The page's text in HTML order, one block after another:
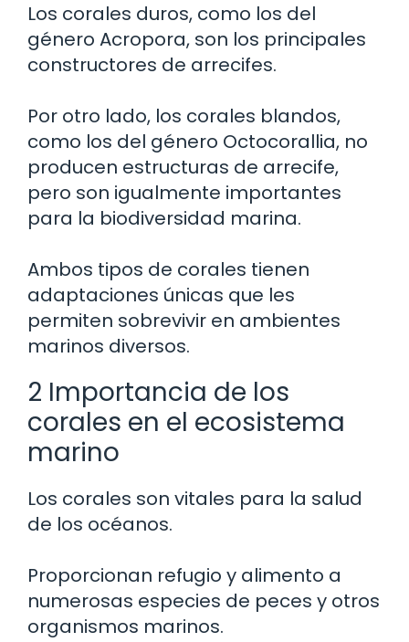
Los corales duros, como los del
género Acropora, son los principales
constructores de arrecifes.
Por otro lado, los corales blandos,
como los del género Octocorallia, no
producen estructuras de arrecife,
pero son igualmente importantes
para la biodiversidad marina.
Ambos tipos de corales tienen
adaptaciones únicas que les
permiten sobrevivir en ambientes
marinos diversos.
2 Importancia de los
corales en el ecosistema
marino
Los corales son vitales para la salud
de los océanos.
Proporcionan refugio y alimento a
numerosas especies de peces y otros
organismos marinos.